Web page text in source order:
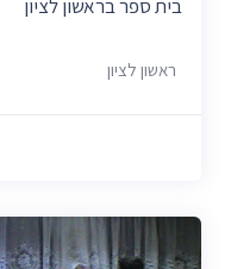
בית ספר בראשון לציון
ראשון לציון